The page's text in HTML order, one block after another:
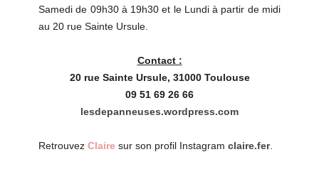
Samedi de 09h30 à 19h30 et le Lundi à partir de midi
au 20 rue Sainte Ursule.
Contact :
20 rue Sainte Ursule, 31000 Toulouse
09 51 69 26 66
lesdepanneuses.wordpress.com
Retrouvez Claire sur son profil Instagram claire.fer.